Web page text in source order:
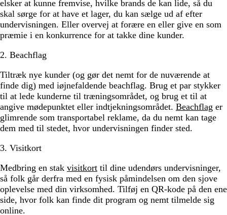
elsker at kunne fremvise, hvilke brands de kan lide, så du
skal sørge for at have et lager, du kan sælge ud af efter
undervisningen. Eller overvej at forære en eller give en som
præmie i en konkurrence for at takke dine kunder.
2. Beachflag
Tiltræk nye kunder (og gør det nemt for de nuværende at
finde dig) med iøjnefaldende beachflag. Brug et par stykker
til at lede kunderne til træningsområdet, og brug et til at
angive mødepunktet eller indtjekningsområdet. Beachflag er
glimrende som transportabel reklame, da du nemt kan tage
dem med til stedet, hvor undervisningen finder sted.
3. Visitkort
Medbring en stak visitkort til dine udendørs undervisninger,
så folk går derfra med en fysisk påmindelsen om den sjove
oplevelse med din virksomhed. Tilføj en QR-kode på den ene
side, hvor folk kan finde dit program og nemt tilmelde sig
online.